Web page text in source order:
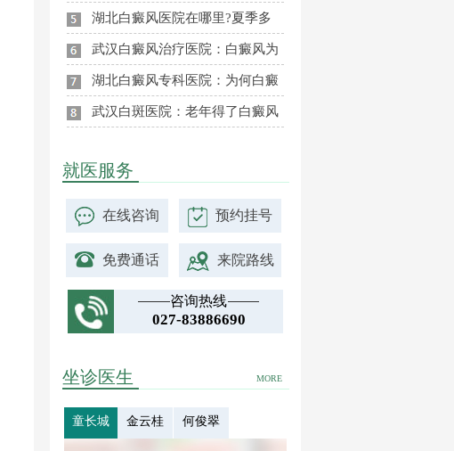
湖北白癜风医院在哪里?夏季多
武汉白癜风治疗医院：白癜风为
湖北白癜风专科医院：为何白癜
武汉白斑医院：老年得了白癜风
就医服务
在线咨询 预约挂号
免费通话 来院路线
咨询热线
027-83886690
MORE
坐诊医生
童长城 金云桂 何俊翠